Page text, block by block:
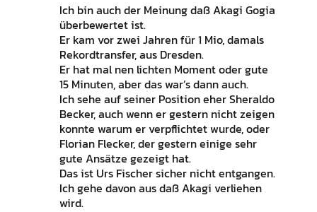
Ich bin auch der Meinung daß Akagi Gogia
überbewertet ist.
Er kam vor zwei Jahren für 1 Mio, damals
Rekordtransfer, aus Dresden.
Er hat mal nen lichten Moment oder gute
15 Minuten, aber das war’s dann auch.
Ich sehe auf seiner Position eher Sheraldo
Becker, auch wenn er gestern nicht zeigen
konnte warum er verpflichtet wurde, oder
Florian Flecker, der gestern einige sehr
gute Ansätze gezeigt hat.
Das ist Urs Fischer sicher nicht entgangen.
Ich gehe davon aus daß Akagi verliehen
wird.